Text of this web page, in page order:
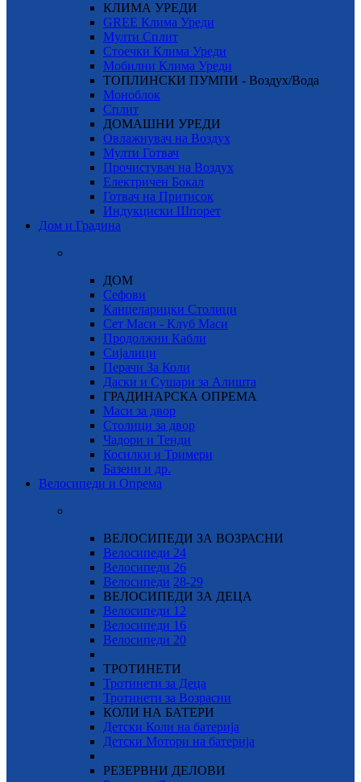
КЛИМА УРЕДИ
GREE Клима Уреди
Мулти Сплит
Стоечки Клима Уреди
Мобилни Клима Уреди
ТОПЛИНСКИ ПУМПИ - Воздух/Вода
Моноблок
Сплит
ДОМАШНИ УРЕДИ
Овлажнувач на Воздух
Мулти Готвач
Прочистувач на Воздух
Електричен Бокал
Готвач на Притисок
Индукциски Шпорет
Дом и Градина
ДОМ
Сефови
Канцеларицки Столици
Сет Маси - Клуб Маси
Продолжни Кабли
Сијалици
Перачи За Коли
Даски и Сушари за Алишта
ГРАДИНАРСКА ОПРЕМА
Маси за двор
Столици за двор
Чадори и Тенди
Косилки и Тримери
Базени и др.
Велосипеди и Опрема
ВЕЛОСИПЕДИ ЗА ВОЗРАСНИ
Велосипеди 24
Велосипеди 26
Велосипеди 28-29
ВЕЛОСИПЕДИ ЗА ДЕЦА
Велосипеди 12
Велосипеди 16
Велосипеди 20
ТРОТИНЕТИ
Тротинети за Деца
Тротинети за Возрасни
КОЛИ НА БАТЕРИ
Детски Коли на батерија
Детски Мотори на батерија
РЕЗЕРВНИ ДЕЛОВИ